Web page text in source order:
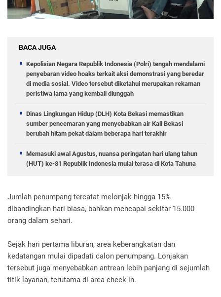
BACA JUGA
Kepolisian Negara Republik Indonesia (Polri) tengah mendalami
penyebaran video hoaks terkait aksi demonstrasi yang beredar
di media sosial. Video tersebut diketahui merupakan rekaman
peristiwa lama yang kembali diunggah
Dinas Lingkungan Hidup (DLH) Kota Bekasi memastikan
sumber pencemaran yang menyebabkan air Kali Bekasi
berubah hitam pekat dalam beberapa hari terakhir
Memasuki awal Agustus, nuansa peringatan hari ulang tahun
(HUT) ke-81 Republik Indonesia mulai terasa di Kota Tahuna
Jumlah penumpang tercatat melonjak hingga 15%
dibandingkan hari biasa, bahkan mencapai sekitar 15.000
orang dalam sehari.
Sejak hari pertama liburan, area keberangkatan dan
kedatangan mulai dipadati calon penumpang. Lonjakan
tersebut juga menyebabkan antrean lebih panjang di sejumlah
titik layanan, terutama di area check-in.